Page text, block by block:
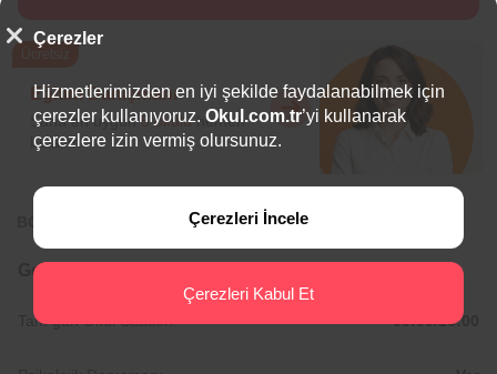
Eğitim Danışmanı
Sana en uygun5 okuluhemen
bulalım.
BÖLGEDE ÖNE ÇIKAN OKULLAR
Genel Bilgiler
Tam gün Okul Saatleri: 09:00/16:00
Çerezler
Hizmetlerimizden en iyi şekilde faydalanabilmek için
çerezler kullanıyoruz. Okul.com.tr’yi kullanarak
çerezlere izin vermiş olursunuz.
Çerezleri İncele
Çerezleri Kabul Et